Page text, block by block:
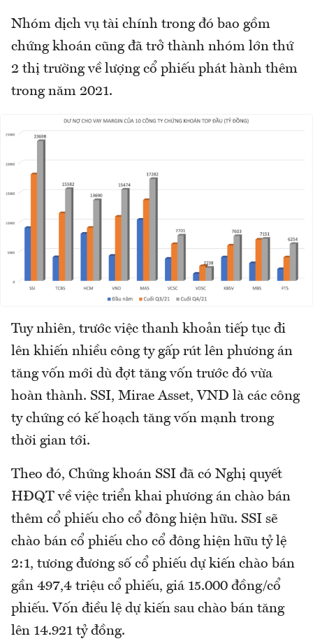
Nhóm dịch vụ tài chính trong đó bao gồm
chứng khoán cũng đã trở thành nhóm lớn thứ
2 thị trường về lượng cổ phiếu phát hành thêm
trong năm 2021.
Tuy nhiên, trước việc thanh khoản tiếp tục đi
lên khiến nhiều công ty gấp rút lên phương án
tăng vốn mới dù đợt tăng vốn trước đó vừa
hoàn thành. SSI, Mirae Asset, VND là các công
ty chứng có kế hoạch tăng vốn mạnh trong
thời gian tới.
Theo đó, Chứng khoán SSI đã có Nghị quyết
HĐQT về việc triển khai phương án chào bán
thêm cổ phiếu cho cổ đông hiện hữu. SSI sẽ
chào bán cổ phiếu cho cổ đông hiện hữu tỷ lệ
2:1, tương đương số cổ phiếu dự kiến chào bán
gần 497,4 triệu cổ phiếu, giá 15.000 đồng/cổ
phiếu. Vốn điều lệ dự kiến sau chào bán tăng
lên 14.921 tỷ đồng.